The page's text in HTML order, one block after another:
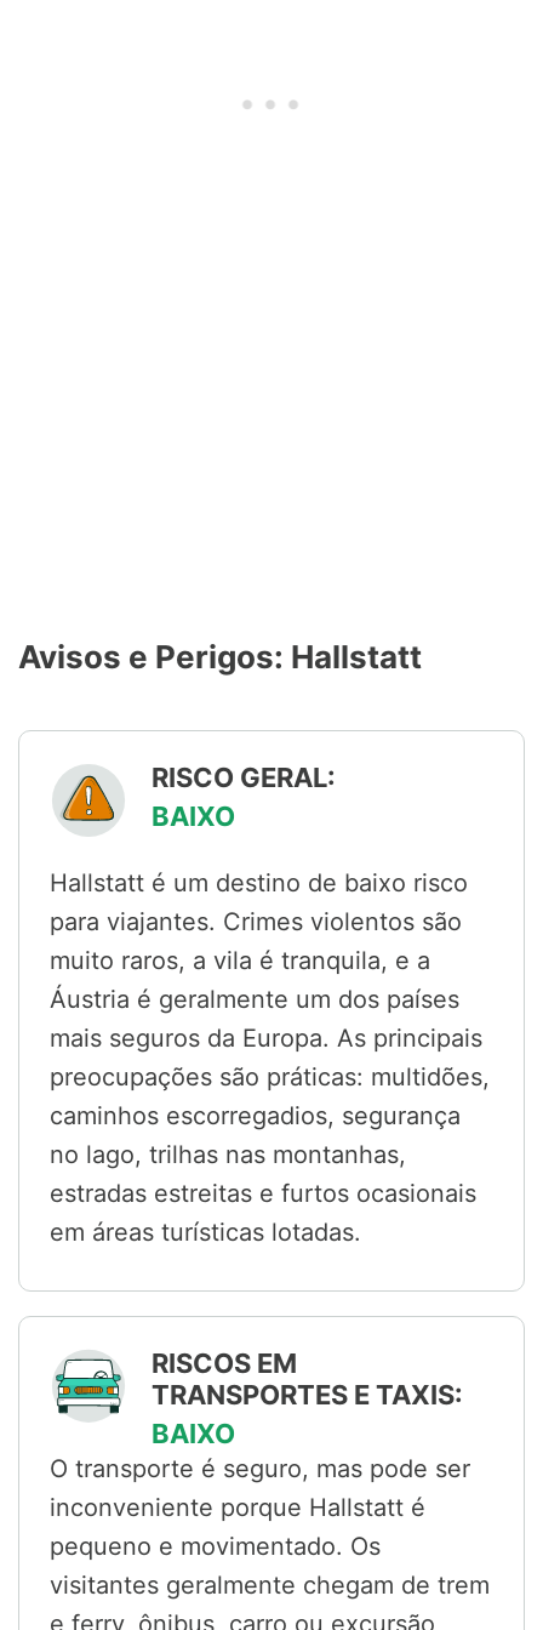
Avisos e Perigos: Hallstatt
RISCO GERAL:
BAIXO
Hallstatt é um destino de baixo risco
para viajantes. Crimes violentos são
muito raros, a vila é tranquila, e a
Áustria é geralmente um dos países
mais seguros da Europa. As principais
preocupações são práticas: multidões,
caminhos escorregadios, segurança
no lago, trilhas nas montanhas,
estradas estreitas e furtos ocasionais
em áreas turísticas lotadas.
RISCOS EM
TRANSPORTES E TAXIS:
BAIXO
O transporte é seguro, mas pode ser
inconveniente porque Hallstatt é
pequeno e movimentado. Os
visitantes geralmente chegam de trem